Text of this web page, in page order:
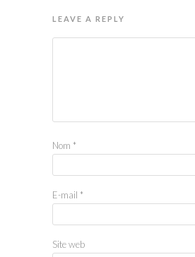
LEAVE A REPLY
Nom *
E-mail *
Site web